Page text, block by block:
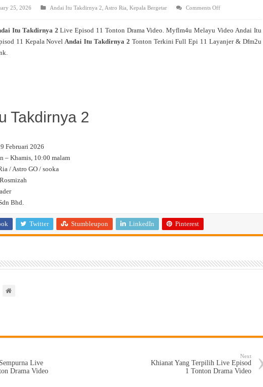
25, 2026 Andai Itu Takdirnya 2 Astro Ria Kepala Bergetar Comments Offon
2
Episod
Itu Takdirnya 2Live Episod 11 Tonton Drama Video. Myflm4u Melayu Video Andai Itu
11 Kepala NovelAndai Itu Takdirnya 2 Tonton Terkini Full Epi 11 Layanjer & Dfm2u
Takdirnya 2
9 Februari 2026
– Khamis, 10:00 malam
/ Astro GO / sooka
Bhd.
Twitter Stumbleupon LinkedIn Pinterest
Live
Drama Video
Next
Khianat Yang Terpilih Live Episod
1 Tonton Drama Video